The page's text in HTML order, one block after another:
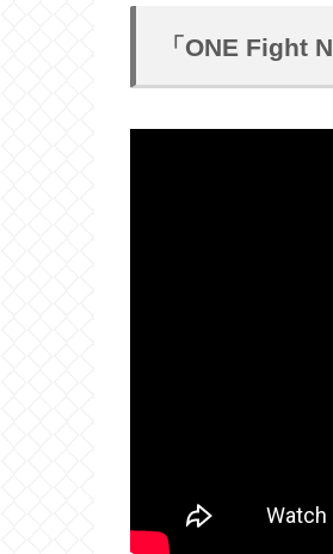
「ONE Fight